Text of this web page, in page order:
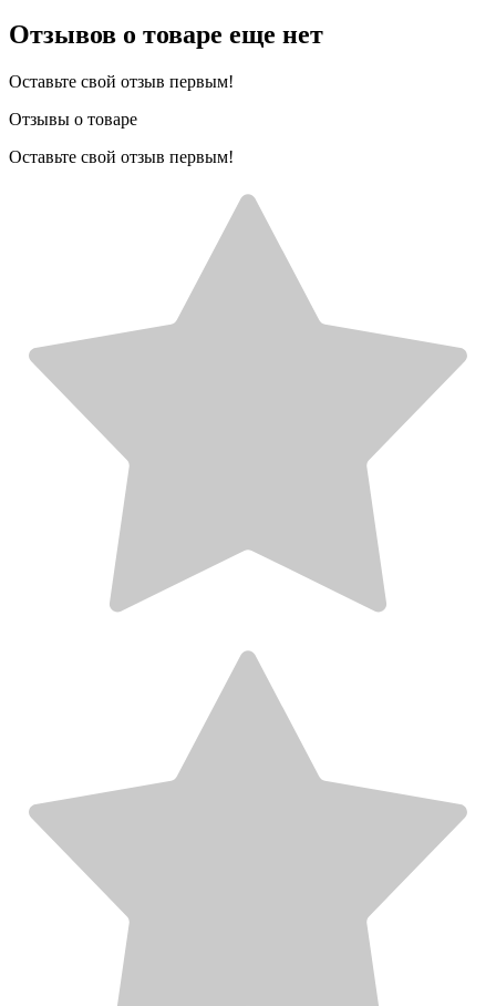
Отзывов о товаре еще нет
Оставьте свой отзыв первым!
Отзывы о товаре
Оставьте свой отзыв первым!